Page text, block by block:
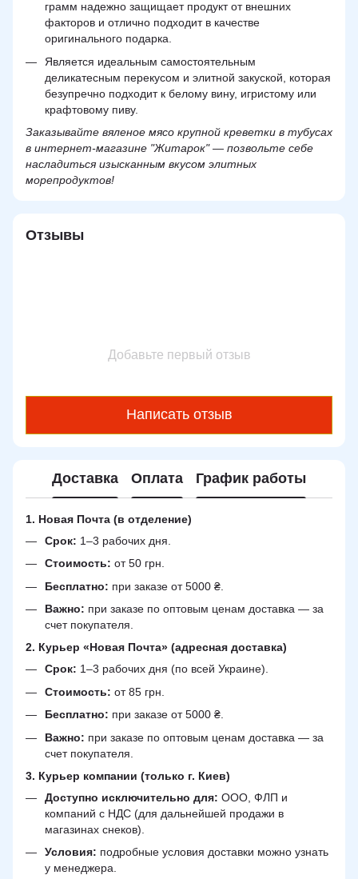
грамм надежно защищает продукт от внешних
факторов и отлично подходит в качестве
оригинального подарка.
Является идеальным самостоятельным
деликатесным перекусом и элитной закуской, которая
безупречно подходит к белому вину, игристому или
крафтовому пиву.
Заказывайте вяленое мясо крупной креветки в тубусах
в интернет-магазине "Житарок" — позвольте себе
насладиться изысканным вкусом элитных
морепродуктов!
Отзывы
Добавьте первый отзыв
Написать отзыв
Доставка Оплата График работы
1. Новая Почта (в отделение)
Срок: 1–3 рабочих дня.
Стоимость: от 50 грн.
Бесплатно: при заказе от 5000 ₴.
Важно: при заказе по оптовым ценам доставка — за
счет покупателя.
2. Курьер «Новая Почта» (адресная доставка)
Срок: 1–3 рабочих дня (по всей Украине).
Стоимость: от 85 грн.
Бесплатно: при заказе от 5000 ₴.
Важно: при заказе по оптовым ценам доставка — за
счет покупателя.
3. Курьер компании (только г. Киев)
Доступно исключительно для: ООО, ФЛП и
компаний с НДС (для дальнейшей продажи в
магазинах снеков).
Условия: подробные условия доставки можно узнать
у менеджера.